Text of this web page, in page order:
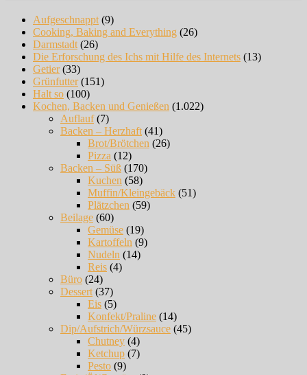
Aufgeschnappt (9)
Cooking, Baking and Everything (26)
Darmstadt (26)
Die Erforschung des Ichs mit Hilfe des Internets (13)
Getier(33)
Grünfutter(151)
Halt so (100)
Kochen, Backen und Genießen (1.022)
Auflauf(7)
Backen – Herzhaft (41)
Brot/Brötchen (26)
Pizza (12)
Backen – Süß (170)
Kuchen (58)
Muffin/Kleingebäck (51)
Plätzchen (59)
Beilage (60)
Gemüse (19)
Kartoffeln (9)
Nudeln (14)
Reis (4)
Büro (24)
Dessert (37)
Eis (5)
Konfekt/Praline (14)
Dip/Aufstrich/Würzsauce (45)
Chutney (4)
Ketchup (7)
Pesto (9)